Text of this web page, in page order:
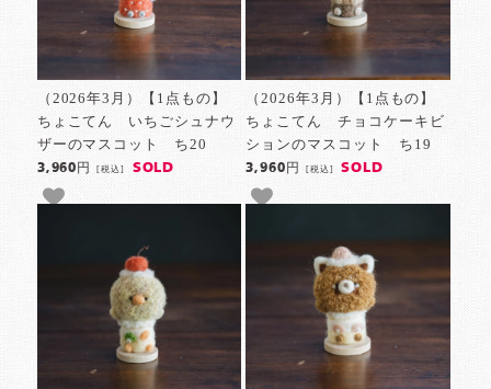
（2026年3月）【1点もの】
ちょこてん いちごシュナウ
ザーのマスコット ち20
3,960円[税込] SOLD
（2026年3月）【1点もの】
ちょこてん チョコケーキビ
ションのマスコット ち19
3,960円 [税込] SOLD